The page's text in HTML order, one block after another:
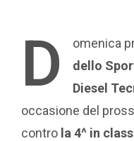
D omenica
dello
Diesel
occasione del
contro la 4^ in